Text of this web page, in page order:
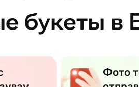
букеты в
Фото